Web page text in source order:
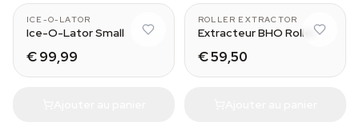
ICE-O-LATOR
Ice-O-Lator Small
€ 99,99
ROLLER EXTRACTOR
Extracteur BHO Roller
€ 59,50